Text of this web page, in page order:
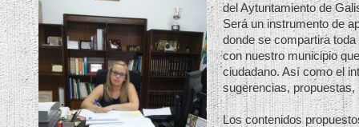
del Aytuntamiento de
Será un instrumento de
donde se compartira
con nuestro municipio
ciudadano. Así como el
sugerencias,
Los contenidos